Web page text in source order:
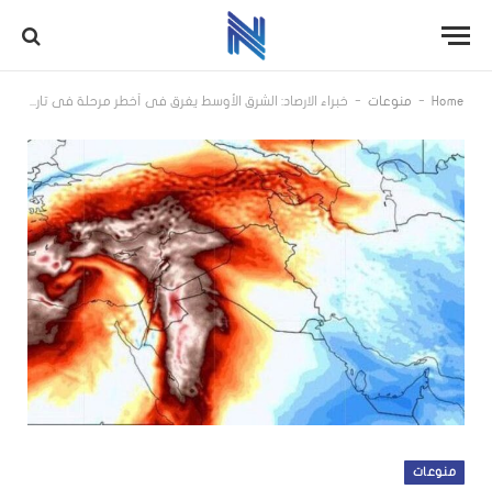
Home
- منوعات - خبراء الارصاد: الشرق الأوسط يغرق في أخطر مرحلة في تاريخه الحديث وأمطار تكشف بداية عصر المناخ الوحشي والقوة الغاضبة
منوعات